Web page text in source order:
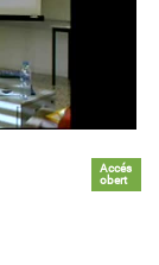
Accés
obert